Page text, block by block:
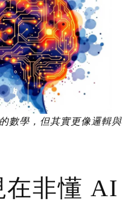
數學，但其實更像邏輯與
在非懂 AI